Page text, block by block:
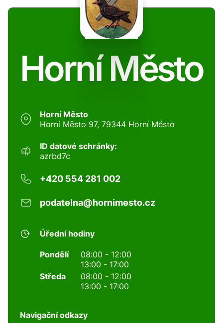
Horní Město
Horní Město
Horní Město 97, 79344 Horní Město
ID datové schránky:
azrbd7c
+420 554 281 002
podatelna@hornimesto.cz
Úřední hodiny
Pondělí
08:00 - 12:00
13:00 - 17:00
Středa
08:00 - 12:00
13:00 - 17:00
Navigační odkazy